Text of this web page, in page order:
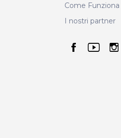
Come Funziona
I nostri partner
seguici